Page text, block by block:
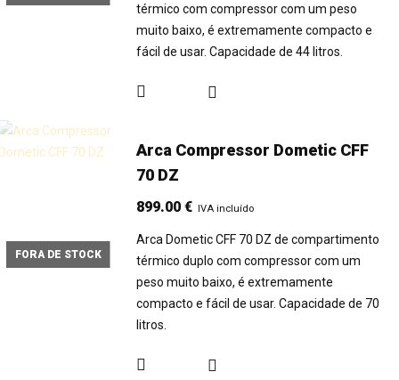
térmico com compressor com um peso
muito baixo, é extremamente compacto e
fácil de usar. Capacidade de 44 litros.
FORA DE STOCK
Arca Compressor Dometic CFF
70 DZ
899.00€ IVA incluído
Arca Dometic CFF 70 DZ de compartimento
térmico duplo com compressor com um
peso muito baixo, é extremamente
compacto e fácil de usar. Capacidade de 70
litros.